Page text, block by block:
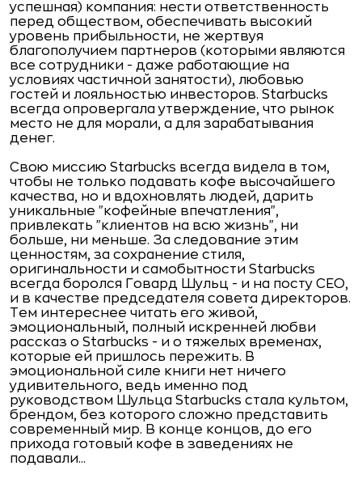
успешная) компания: нести ответственность
перед обществом, обеспечивать высокий
уровень прибыльности, не жертвуя
благополучием партнеров (которыми являются
все сотрудники - даже работающие на
условиях частичной занятости), любовью
гостей и лояльностью инвесторов. Starbucks
всегда опровергала утверждение, что рынок
место не для морали, а для зарабатывания
денег.
Свою миссию Starbucks всегда видела в том,
чтобы не только подавать кофе высочайшего
качества, но и вдохновлять людей, дарить
уникальные "кофейные впечатления",
привлекать "клиентов на всю жизнь", ни
больше, ни меньше. За следование этим
ценностям, за сохранение стиля,
оригинальности и самобытности Starbucks
всегда боролся Говард Шульц - и на посту СЕО,
и в качестве председателя совета директоров.
Тем интереснее читать его живой,
эмоциональный, полный искренней любви
рассказ о Starbucks - и о тяжелых временах,
которые ей пришлось пережить. В
эмоциональной силе книги нет ничего
удивительного, ведь именно под
руководством Шульца Starbucks стала культом,
брендом, без которого сложно представить
современный мир. В конце концов, до его
прихода готовый кофе в заведениях не
подавали...